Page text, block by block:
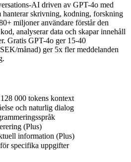
AI driven av GPT-4o med
hanterar skrivning, kodning, forskning
miljoner användare förstår den
analyserar data och skapar innehåll
Gratis GPT-4o ger 15-40
månad) ger 5x fler meddelanden
000 tokens kontext
och naturlig dialog
(Plus)
information (Plus)
specifika uppgifter